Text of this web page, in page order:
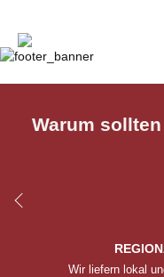
Warum
Wir liefern lokal